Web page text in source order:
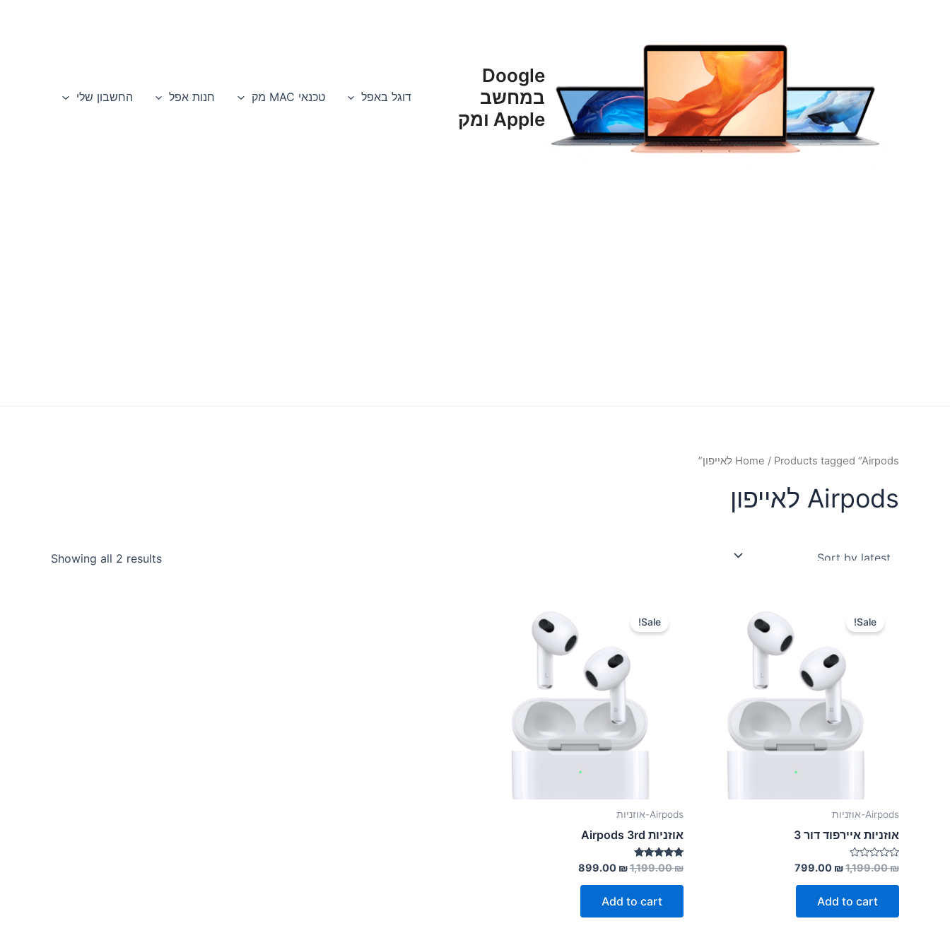
Doogle
במחשב
Apple ומק
דוגל באפל טכנאי MAC מק חנות אפל החשבון שלי
Home / Products tagged “Airpods לאייפון”
Airpods לאייפון
Showing all 2 results
Sale!
Airpods-אוזניות
אוזניות איירפוד דור 3
Rated
out
1,199.00₪
799.00 ₪
Add to cart
Sale!
Airpods-אוזניות
אוזניות Airpods 3rd
Rated
out of 5
1,199.00₪
899.00 ₪
Add to cart